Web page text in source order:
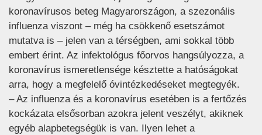
koronavírusos beteg Magyarországon, a szezonális
influenza viszont – még ha csökkenő esetszámot
mutatva is – jelen van a térségben, ami sokkal több
embert érint. Az infektológus főorvos hangsúlyozza, a
koronavírus ismeretlensége késztette a hatóságokat
arra, hogy a megfelelő óvintézkedéseket megtegyék.
– Az influenza és a koronavírus esetében is a fertőzés
kockázata elsősorban azokra jelent veszélyt, akiknek
egyéb alapbetegségük is van. Ilyen lehet a